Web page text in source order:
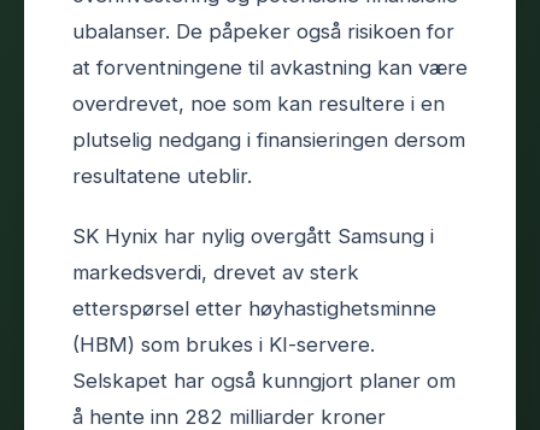
ubalanser. De påpeker også risikoen for
at forventningene til avkastning kan være
overdrevet, noe som kan resultere i en
plutselig nedgang i finansieringen dersom
resultatene uteblir.
SK Hynix har nylig overgått Samsung i
markedsverdi, drevet av sterk
etterspørsel etter høyhastighetsminne
(HBM) som brukes i KI-servere.
Selskapet har også kunngjort planer om
å hente inn 282 milliarder kroner